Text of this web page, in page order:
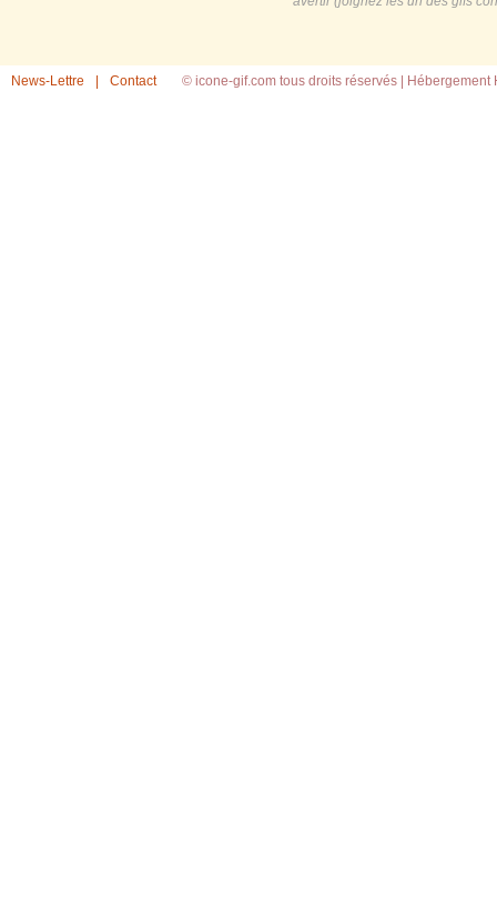
News-Lettre Contact © icone-gif.com tous droits réservés | Hébergement